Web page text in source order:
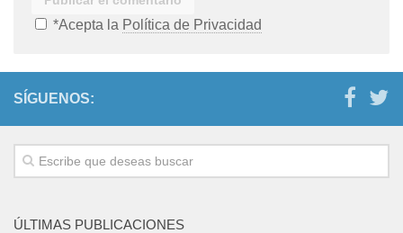
*Acepta la Política de Privacidad
SÍGUENOS:
ÚLTIMAS PUBLICACIONES